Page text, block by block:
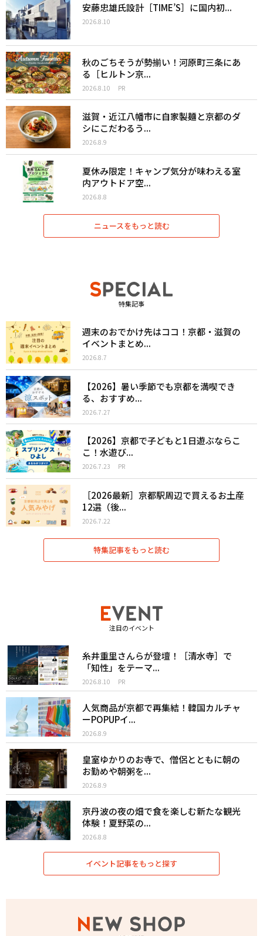
安藤忠雄氏設計［TIME’S］に国内初...
2026.8.10
秋のごちそうが勢揃い！河原町三条にあ
る［ヒルトン京...
2026.8.10 PR
滋賀・近江八幡市に自家製麺と京都のダ
シにこだわるう...
2026.8.9
夏休み限定！キャンプ気分が味わえる室
内アウトドア空...
2026.8.8
ニュースをもっと読む
特集記事
週末のおでかけ先はココ！京都・滋賀の
イベントまとめ...
2026.8.7
【2026】暑い季節でも京都を満喫でき
る、おすすめ...
2026.7.27
【2026】京都で子どもと1日遊ぶならこ
こ！水遊び...
2026.7.23 PR
［2026最新］京都駅周辺で買えるお土産
12選（後...
2026.7.22
特集記事をもっと読む
注目のイベント
糸井重里さんらが登壇！［清水寺］で
「知性」をテーマ...
2026.8.10 PR
人気商品が京都で再集結！韓国カルチャ
ーPOPUPイ...
2026.8.9
皇室ゆかりのお寺で、僧侶とともに朝の
お勤めや朝粥を...
2026.8.9
京丹波の夜の畑で食を楽しむ新たな観光
体験！夏野菜の...
2026.8.8
イベント記事をもっと探す